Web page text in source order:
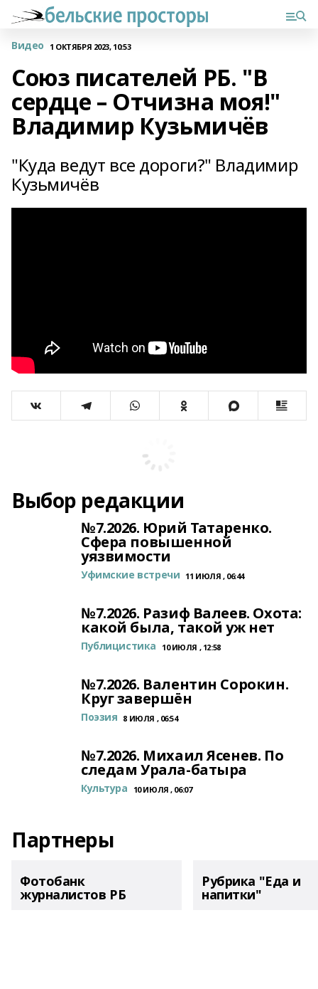
Видео 1 ОКТЯБРЯ 2023, 10:53
Союз писателей РБ. "В
сердце – Отчизна моя!"
Владимир Кузьмичёв
"Куда ведут все дороги?" Владимир
Кузьмичёв
Выбор редакции
№7.2026. Юрий Татаренко.
Сфера повышенной
уязвимости
Уфимские встречи 11 ИЮЛЯ , 06:44
№7.2026. Разиф Валеев. Охота:
какой была, такой уж нет
Публицистика 10 ИЮЛЯ , 12:58
№7.2026. Валентин Сорокин.
Круг завершён
Поэзия 8 ИЮЛЯ , 06:54
№7.2026. Михаил Ясенев. По
следам Урала-батыра
Культура 10 ИЮЛЯ , 06:07
Партнеры
Фотобанк
журналистов РБ
Рубрика "Еда и
напитки"